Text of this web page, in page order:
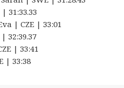
31:33.33
| CZE | 33:01
32:39.37
| 33:41
| 33:38